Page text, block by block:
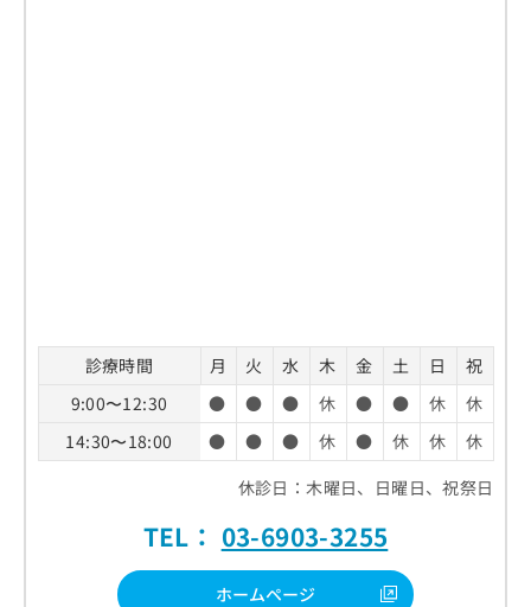
診療時間 月 火 水 木 金 土 日
祝
9:00〜12:30
● ● ● 休 ● ● 休
休
14:30〜18:00
● ● ● 休 ● 休 休
休
休診日：木曜日、日曜日、祝祭日
TEL： 03-6903-3255
ホームページ